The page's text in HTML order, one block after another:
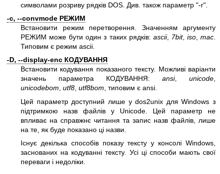
символами розриву рядків DOS. Див. також параметр "-r"
-c, --convmode РЕЖИМ
Встановити режим перетворення. Значенням аргументу
РЕЖИМ може бути один з таких рядків: ascii, 7bit, iso,mac
Типовим є режим ascii.
-D, --display-enc КОДУВАННЯ
Встановити кодування показаного тексту. Можливі варіанти
значень параметра КОДУВАННЯ: ansi, unicode,
unicodebom, utf8, utf8bom, типовим є ansi.
Цей параметр доступний лише у dos2unix для Windows з
підтримкою назв файлів у Unicode. Цей параметр не
впливає на справжнє читання та запис назв файлів, лише
на те, як буде показано ці назви.
Існує декілька способів показу тексту у консолі Windows,
заснованих на кодуванні тексту. Усі ці способи мають свої
переваги і недоліки.